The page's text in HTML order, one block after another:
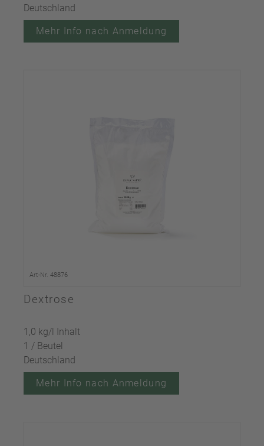
Deutschland
Mehr Info nach Anmeldung
Art-Nr. 48876
Dextrose
1,0 kg/l Inhalt
1 / Beutel
Deutschland
Mehr Info nach Anmeldung